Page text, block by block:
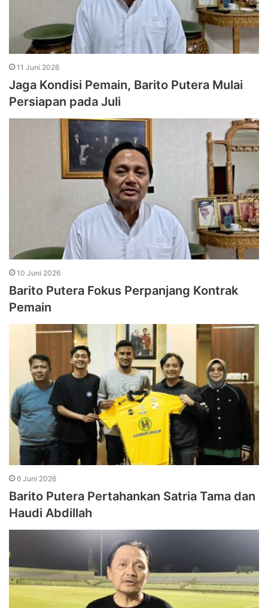
11 Juni 2026
Jaga Kondisi Pemain, Barito Putera Mulai
Persiapan pada Juli
10 Juni 2026
Barito Putera Fokus Perpanjang Kontrak
Pemain
6 Juni 2026
Barito Putera Pertahankan Satria Tama dan
Haudi Abdillah